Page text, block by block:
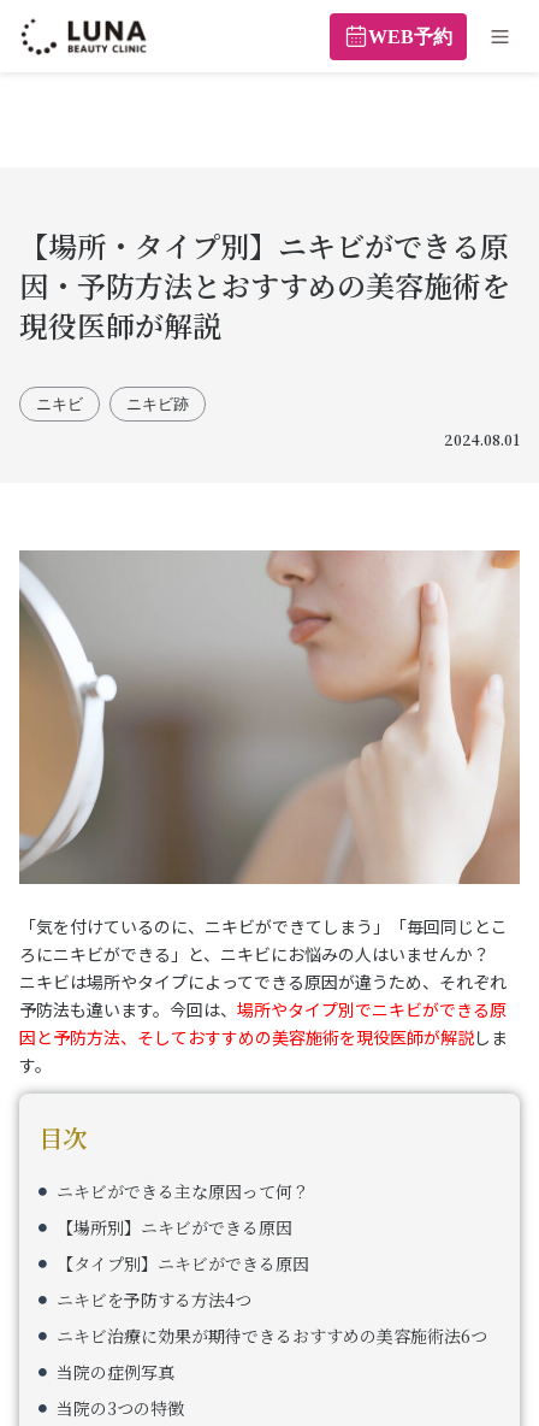
WEB予約
【場所・タイプ別】ニキビができる原
因・予防方法とおすすめの美容施術を
現役医師が解説
ニキビ ニキビ跡
2024.08.01
「気を付けているのに、ニキビができてしまう」「毎回同じとこ
ろにニキビができる」と、ニキビにお悩みの人はいませんか？
ニキビは場所やタイプによってできる原因が違うため、それぞれ
予防法も違います。今回は、 場所やタイプ別でニキビができる原
因と予防方法、そしておすすめの美容施術を現役医師が解説しま
す。
目次
ニキビができる主な原因って何？
【場所別】ニキビができる原因
【タイプ別】ニキビができる原因
ニキビを予防する方法4つ
ニキビ治療に効果が期待できるおすすめの美容施術法6つ
当院の症例写真
当院の3つの特徴